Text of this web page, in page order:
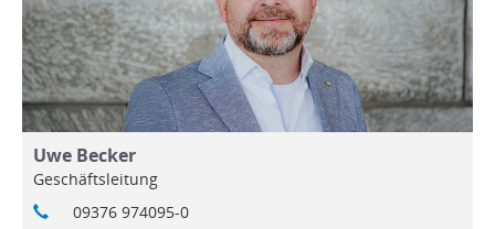
Uwe Becker
Geschäftsleitung
09376 974095-0